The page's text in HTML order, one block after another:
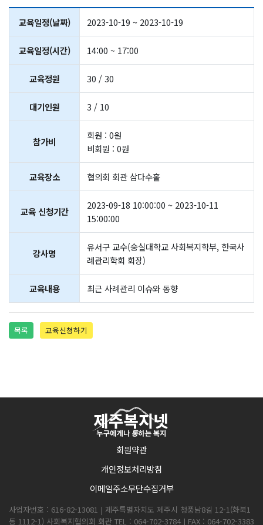
교육일정(날짜) 2023-10-19 ~ 2023-10-19
교육일정(시간) 14:00 ~ 17:00
교육정원 30 / 30
대기인원 3 / 10
참가비
회원 : 0원
비회원 : 0원
교육장소 협의회 회관 삼다수홀
교육 신청기간
2023-09-18 10:00:00 ~ 2023-10-11
15:00:00
강사명
유서구 교수(숭실대학교 사회복지학부, 한국사
례관리학회 회장)
교육내용 최근 사례관리 이슈와 동향
목록 교육신청하기
회원약관
개인정보처리방침
이메일주소무단수집거부
사업자번호 : 616-82-13081 | 제주특별자치도 제주시 청풍남8길 12-1(화북1
동 1112-1) 사회복지협의회 회관 TEL : 064-702-3784 | FAX : 064-702-3383